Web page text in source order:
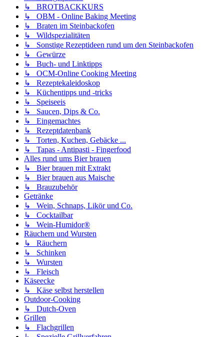
↳ BROTBACKKURS
↳ OBM - Online Baking Meeting
↳ Braten im Steinbackofen
↳ Wildspezialitäten
↳ Sonstige Rezeptideen rund um den Steinbackofen
↳ Gewürze
↳ Buch- und Linktipps
↳ OCM-Online Cooking Meeting
↳ Rezeptekaleidoskop
↳ Küchentipps und -tricks
↳ Speiseeis
↳ Saucen, Dips & Co.
↳ Eingemachtes
↳ Rezeptdatenbank
↳ Torten, Kuchen, Gebäcke ...
↳ Tapas - Antipasti - Fingerfood
Alles rund ums Bier brauen
↳ Bier brauen mit Extrakt
↳ Bier brauen aus Maische
↳ Brauzubehör
Getränke
↳ Wein, Schnaps, Likör und Co.
↳ Cocktailbar
↳ Wein-Humidor®
Räuchern und Wursten
↳ Räuchern
↳ Schinken
↳ Wursten
↳ Fleisch
Käseecke
↳ Käse selbst herstellen
Outdoor-Cooking
↳ Dutch-Oven
Grillen
↳ Flachgrillen